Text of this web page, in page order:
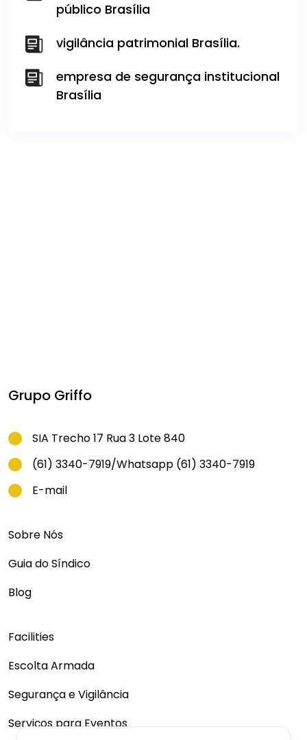
público Brasília
vigilância patrimonial Brasília.
empresa de segurança institucional
Brasília
Grupo Griffo
SIA Trecho 17 Rua 3 Lote 840
(61) 3340-7919/Whatsapp (61) 3340-7919
E-mail
Sobre Nós
Guia do Síndico
Blog
Facilities
Escolta Armada
Segurança e Vigilância
Serviços para Eventos